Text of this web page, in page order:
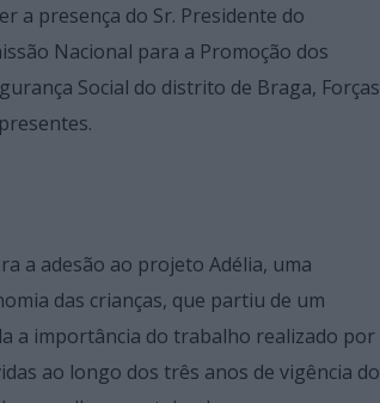
a presença do Sr. Presidente do
Nacional para a Promoção dos
Social do distrito de Braga, Forças
a adesão ao projeto Adélia, uma
das crianças, que partiu de um
a importância do trabalho realizado por
ao longo dos três anos de vigência do